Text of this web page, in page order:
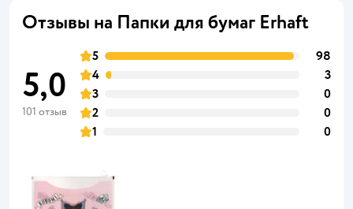
Отзывы на Папки для бумаг Erhaft
5,0
101 отзыв
5
98
4
3
3
0
2
0
1
0